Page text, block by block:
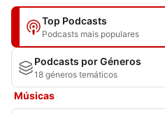
Top Podcasts
Podcasts mais populares
Podcasts por Géneros
18 géneros temáticos
Músicas